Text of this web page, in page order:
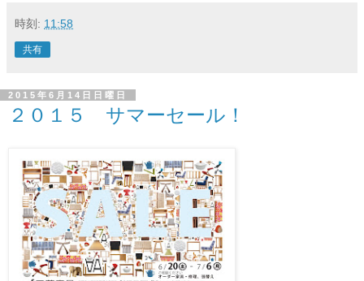
時刻: 11:58
共有
2015年6月14日日曜日
２０１５ サマーセール！